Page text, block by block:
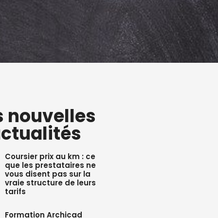
nouvelles
Coursier prix au km : ce
que les prestataires ne
vous disent pas sur la
vraie structure de leurs
tarifs
Formation Archicad